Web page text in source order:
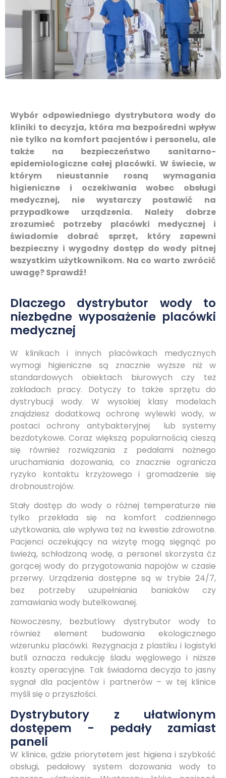
Wybór odpowiedniego dystrybutora wody do
kliniki to decyzja, która ma bezpośredni wpływ
nie tylko na komfort pacjentów i personelu, ale
także na bezpieczeństwo sanitarno-
epidemiologiczne całej placówki. W świecie, w
którym nieustannie rosną wymagania
higieniczne i oczekiwania wobec obsługi
medycznej, nie wystarczy postawić na
przypadkowe urządzenia. Należy dobrze
zrozumieć potrzeby placówki medycznej i
świadomie dobrać sprzęt, który zapewni
bezpieczny i wygodny dostęp do wody pitnej
wszystkim użytkownikom. Na co warto zwrócić
uwagę? Sprawdź!
Dlaczego dystrybutor wody to
niezbędne wyposażenie placówki
medycznej
W klinikach i innych placówkach medycznych
wymogi higieniczne są znacznie wyższe niż w
standardowych obiektach biurowych czy też
zakładach pracy. Dotyczy to także sprzętu do
dystrybucji wody. W wysokiej klasy modelach
znajdziesz dodatkową ochronę wylewki wody, w
postaci ochrony antybakteryjnej lub systemy
bezdotykowe. Coraz większą popularnością cieszą
się również rozwiązania z pedałami nożnego
uruchamiania dozowania, co znacznie ogranicza
ryzyko kontaktu krzyżowego i gromadzenie się
drobnoustrojów.
Stały dostęp do wody o różnej temperaturze nie
tylko przekłada się na komfort codziennego
użytkowania, ale wpływa też na kwestie zdrowotne.
Pacjenci oczekujący na wizytę mogą sięgnąć po
świeżą, schłodzoną wodę, a personel skorzysta ćz
gorącej wody do przygotowania napojów w czasie
przerwy. Urządzenia dostępne są w trybie 24/7,
bez potrzeby uzupełniania baniaków czy
zamawiania wody butelkowanej.
Nowoczesny, bezbutlowy dystrybutor wody to
również element budowania ekologicznego
wizerunku placówki. Rezygnacja z plastiku i logistyki
butli oznacza redukcję śladu węglowego i niższe
koszty operacyjne. Tak świadoma decyzja to jasny
sygnał dla pacjentów i partnerów – w tej klinice
myśli się o przyszłości.
Dystrybutory z ułatwionym
dostępem - pedały zamiast
paneli
W klinice, gdzie priorytetem jest higiena i szybkość
obsługi, pedałowy system dozowania wody to